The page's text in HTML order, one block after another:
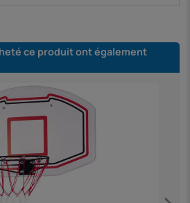
ce produit ont également